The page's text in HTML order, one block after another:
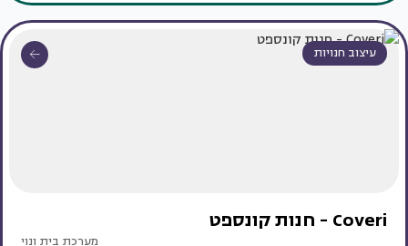
עיצוב חנויות
Coveri - חנות קונספט
מערכת בית ונוי